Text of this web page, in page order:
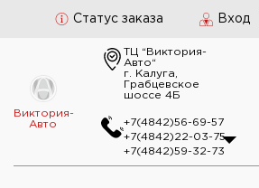
Статус заказа Вход
Виктория-
Авто
ТЦ “Виктория-
Авто“
г. Калуга,
Грабцевское
шоссе 4Б
+7(4842)56-69-57
+7(4842)22-03-75
+7(4842)59-32-73